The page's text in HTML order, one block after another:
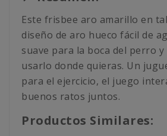
Este frisbee aro amarillo en
diseño de aro hueco fácil de
suave para la boca del perro
usarlo donde quieras. Un
para el ejercicio, el juego
buenos ratos juntos.
Productos Similares: